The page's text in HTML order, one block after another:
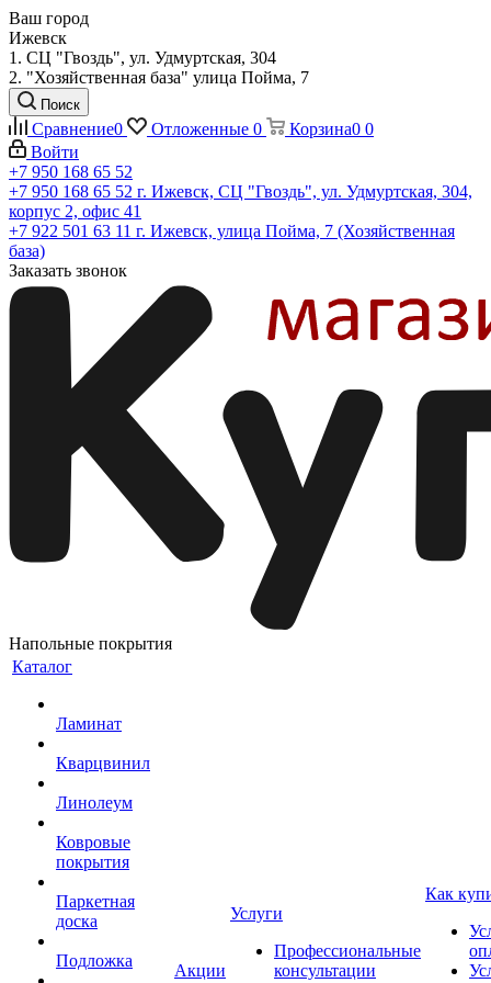
Ваш город
Ижевск
1. СЦ "Гвоздь", ул. Удмуртская, 304
2. "Хозяйственная база" улица Пойма, 7
Поиск
Сравнение0 Отложенные 0 Корзина0 0
Войти
+7 950 168 65 52
+7 950 168 65 52 г. Ижевск, СЦ "Гвоздь", ул. Удмуртская, 304,
корпус 2, офис 41
+7 922 501 63 11 г. Ижевск, улица Пойма, 7 (Хозяйственная
база)
Заказать звонок
Напольные покрытия
Каталог
Ламинат
Кварцвинил
Линолеум
Ковровые
покрытия
Паркетная
доска
Подложка
Акции
Услуги
Профессиональные
консультации
Как